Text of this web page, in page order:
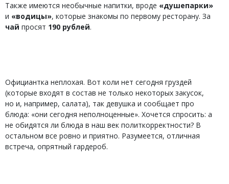
Также имеются необычные напитки, вроде «душепарки»
и «водицы», которые знакомы по первому ресторану. За
чай просят 190 рублей.
Официантка неплохая. Вот коли нет сегодня груздей
(которые входят в состав не только некоторых закусок,
но и, например, салата), так девушка и сообщает про
блюда: «они сегодня неполноценные». Хочется спросить: а
не обидятся ли блюда в наш век политкорректности? В
остальном все ровно и приятно. Разумеется, отличная
встреча, опрятный гардероб.